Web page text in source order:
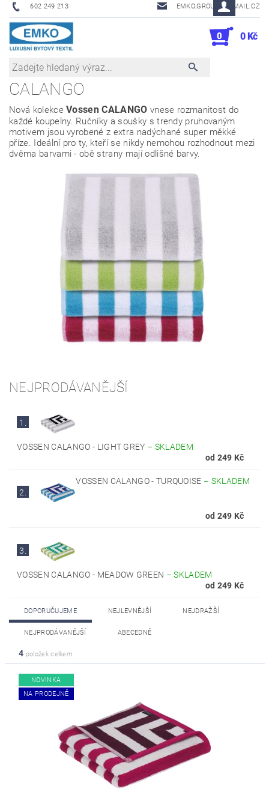
602 249 213 EMKO.GROUSL@EMAIL.CZ
0 0 Kč
CALANGO
Nová kolekceVossen CALANGO vnese rozmanitost do
každé koupelny. Ručníky a soušky s trendy pruhovaným
motivem jsou vyrobené z extra nadýchané super měkké
příze. Ideální pro ty, kteří se nikdy nemohou rozhodnout mezi
dvěma barvami - obě strany mají odlišné barvy.
NEJPRODÁVANĚJŠÍ
1.
VOSSEN CALANGO - LIGHT GREY – SKLADEM
od 249 Kč
2.
VOSSEN CALANGO - TURQUOISE – SKLADEM
od 249 Kč
3.
VOSSEN CALANGO - MEADOW GREEN –SKLADEM
od 249 Kč
DOPORUČUJEME NEJLEVNĚJŠÍ NEJDRAŽŠÍ
NEJPRODÁVANĚJŠÍ ABECEDNĚ
4 položek celkem
NOVINKA
NA PRODEJNĚ